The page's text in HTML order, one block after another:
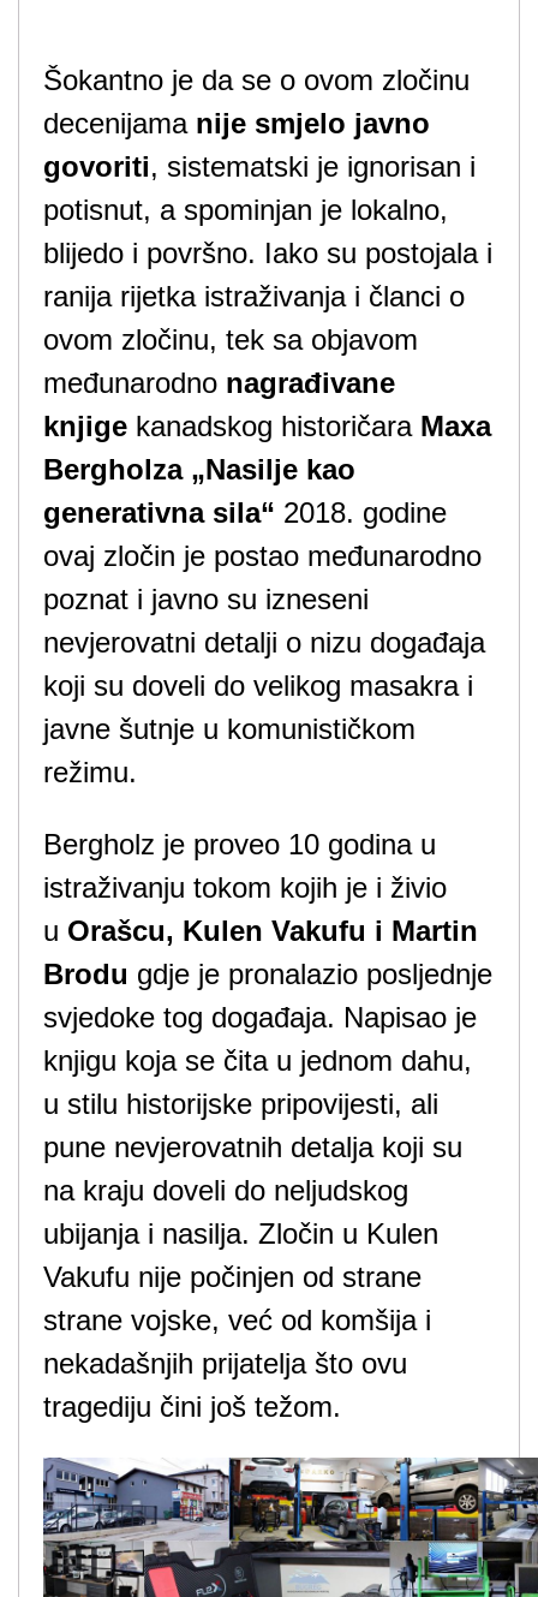
Šokantno je da se o ovom zločinu
decenijamanije smjelo javno
govoriti, sistematski je ignorisan i
potisnut, a spominjan je lokalno,
blijedo i površno. Iako su postojala i
ranija rijetka istraživanja i članci o
ovom zločinu, tek sa objavom
međunarodno nagrađivane
knjige kanadskog historičara Maxa
Bergholza „Nasilje kao
generativna sila“ 2018. godine
ovaj zločin je postao međunarodno
poznat i javno su izneseni
nevjerovatni detalji o nizu događaja
koji su doveli do velikog masakra i
javne šutnje u komunističkom
režimu.
Bergholz je proveo 10 godina u
istraživanju tokom kojih je i živio
u Orašcu, Kulen Vakufu i Martin
Brodu gdje je pronalazio posljednje
svjedoke tog događaja. Napisao je
knjigu koja se čita u jednom dahu,
u stilu historijske pripovijesti, ali
pune nevjerovatnih detalja koji su
na kraju doveli do neljudskog
ubijanja i nasilja. Zločin u Kulen
Vakufu nije počinjen od strane
strane vojske, već od komšija i
nekadašnjih prijatelja što ovu
tragediju čini još težom.